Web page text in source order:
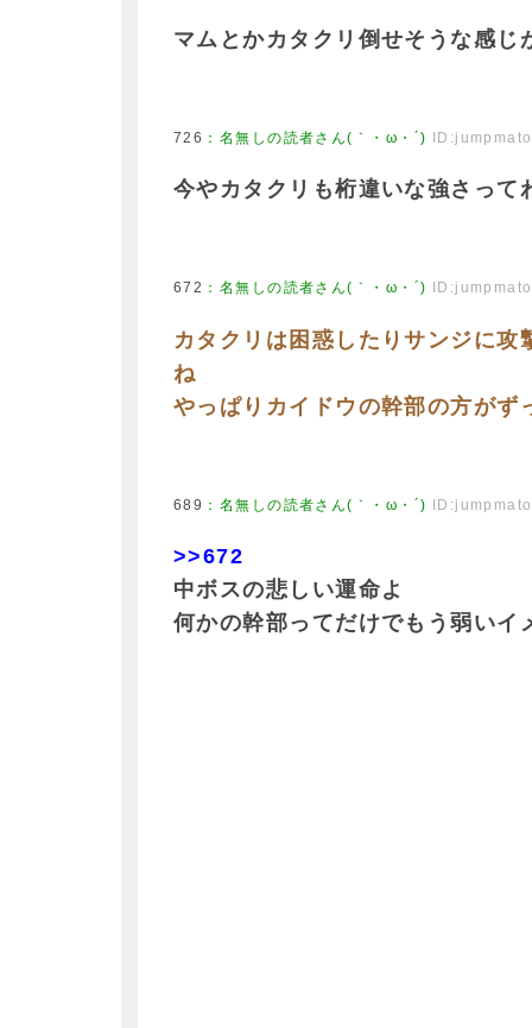
マムとかカタクリ倒せそうな感じ
726 ： 名無しの読者さん(｀・ω・´)
今やカタクリも桁違いな強さって
672 ： 名無しの読者さん(｀・ω・´)
カタクリは困惑したりサンジに
ね
やっぱりカイドウの幹部の方がず
689 ： 名無しの読者さん(｀・ω・´)
>>672
中ボスの悲しい運命よ
何かの幹部ってだけでもう弱いイ